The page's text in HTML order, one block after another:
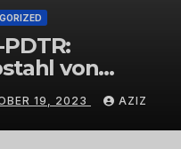
PDTR:
von
19, 2023 AZIZ